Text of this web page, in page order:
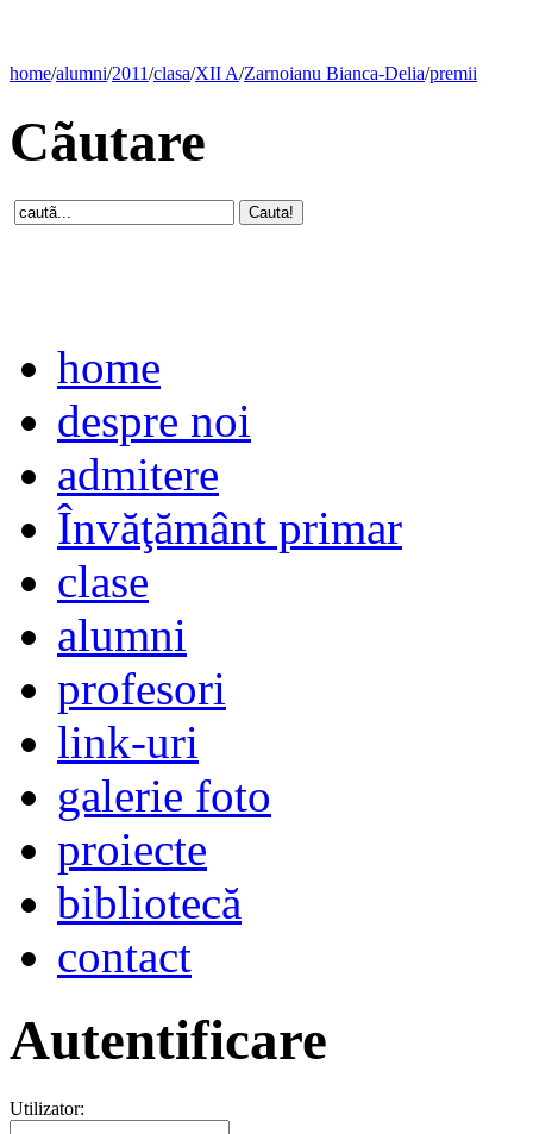
home/alumni/2011/clasa/XII A/Zarnoianu Bianca-Delia/premii
Cãutare
home
despre noi
admitere
Învăţământ primar
clase
alumni
profesori
link-uri
galerie foto
proiecte
bibliotecă
contact
Autentificare
Utilizator: